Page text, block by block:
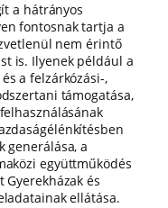
a hátrányos
fontosnak tartja a
nem érintő
is. Ilyenek például a
a felzárkózási-,
támogatása,
generálása, a
együttműködés
és
ellátása.